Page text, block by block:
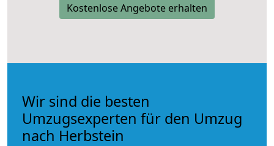
Kostenlose Angebote erhalten
Wir sind die besten
Umzugsexperten für den Umzug
nach Herbstein